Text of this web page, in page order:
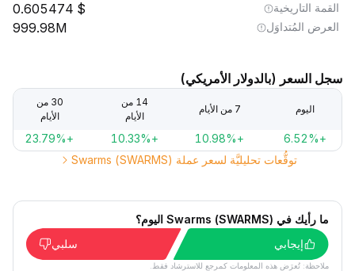
القمة التاريخية 0.605474
العرض المُتداوَل 999.98M
سجل السعر (بالدولار الأمريكي)
اليوم 7 من الأيام
14 من
الأيام
30 من
الأيام
+6.52%
+10.98%
+10.33%
+23.79%
توقُّعات تحليليَّة لسعر عملة Swarms (SWARMS)
ما رأيك في Swarms (SWARMS) اليوم؟
إيجابي
سلبي
ملاحظة: تُعرَض هذه المعلومات كمرجع للاسترشاد فقط.